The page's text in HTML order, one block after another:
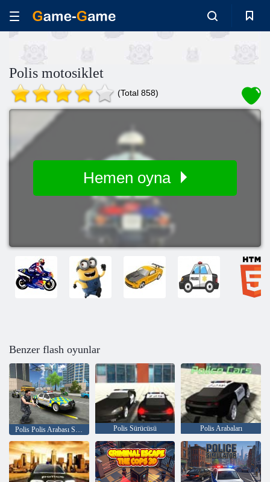
Polis motosiklet
(Total 858)
Hemen oyna
Benzer flash oyunlar
Polis Polis Arabası Simülatörü Şehir Görevleri Polis Sürücüsü Polis Arabaları